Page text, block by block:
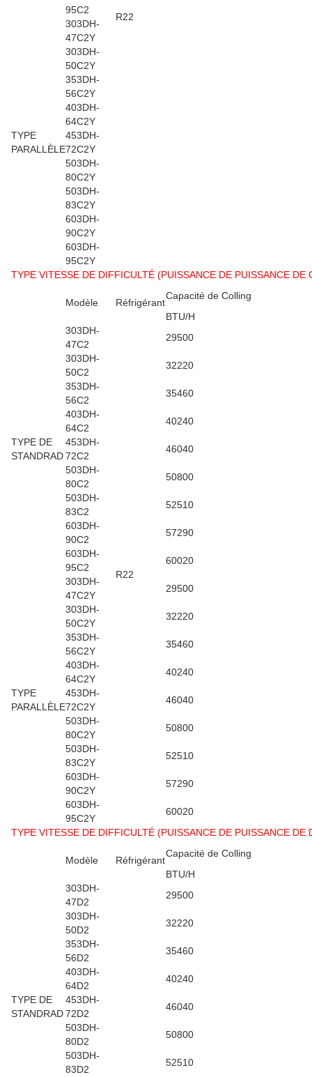
R22
95C2
TYPE
PARALLÈLE
303DH-
47C2Y
303DH-
50C2Y
353DH-
56C2Y
403DH-
64C2Y
453DH-
72C2Y
503DH-
80C2Y
503DH-
83C2Y
603DH-
90C2Y
603DH-
95C2Y
TYPE VITESSE DE DIFFICULTÉ (PUISSANCE DE PUISSANCE DE
Modèle Réfrigérant
Capacité de Colling
BTU/H
TYPE DE
STANDRAD
303DH-
47C2
R22
29500
303DH-
50C2
32220
353DH-
56C2
35460
403DH-
64C2
40240
453DH-
72C2
46040
503DH-
80C2
50800
503DH-
83C2
52510
603DH-
90C2
57290
603DH-
95C2
60020
TYPE
PARALLÈLE
303DH-
47C2Y
29500
303DH-
50C2Y
32220
353DH-
56C2Y
35460
403DH-
64C2Y
40240
453DH-
72C2Y
46040
503DH-
80C2Y
50800
503DH-
83C2Y
52510
603DH-
90C2Y
57290
603DH-
95C2Y
60020
TYPE VITESSE DE DIFFICULTÉ (PUISSANCE DE PUISSANCE
Modèle Réfrigérant
Capacité de Colling
BTU/H
TYPE DE
STANDRAD
303DH-
47D2
29500
303DH-
50D2
32220
353DH-
56D2
35460
403DH-
64D2
40240
453DH-
72D2
46040
503DH-
80D2
50800
503DH-
83D2
52510